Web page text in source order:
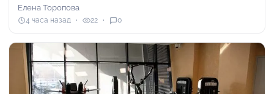
Елена Торопова
4 часа назад 22 0